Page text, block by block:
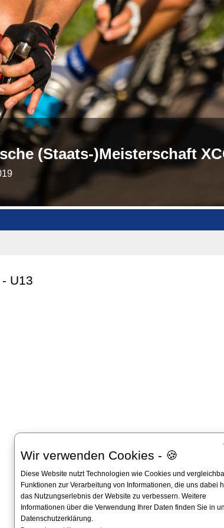
Wir verwenden Cookies - 🍪
Diese Website nutzt Technologien wie Cookies und
Funktionen zur Verarbeitung von Informationen, die uns dabei
das Nutzungserlebnis der Website zu verbessern. Weitere
Informationen über die Verwendung Ihrer Daten finden Sie in
Datenschutzerklärung.
(Staats-)Meisterschaft
U13